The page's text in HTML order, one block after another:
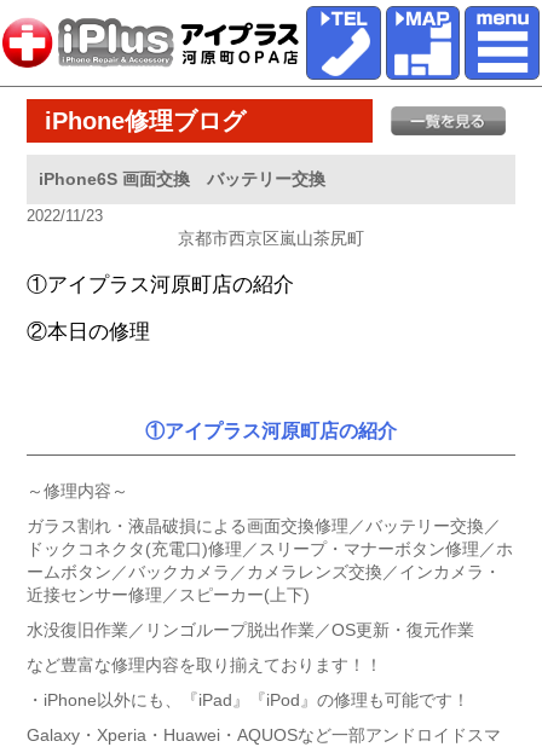
iPhone修理ブログ
iPhone6S 画面交換 バッテリー交換
2022/11/23
京都市西京区嵐山茶尻町
①アイプラス河原町店の紹介
②本日の修理
①アイプラス河原町店の紹介
～修理内容～
ガラス割れ・液晶破損による画面交換修理／バッテリー交換／
ドックコネクタ(充電口)修理／スリープ・マナーボタン修理／ホ
ームボタン／バックカメラ／カメラレンズ交換／インカメラ・
近接センサー修理／スピーカー(上下)
水没復旧作業／リンゴループ脱出作業／OS更新・復元作業
など豊富な修理内容を取り揃えております！！
・iPhone以外にも、『iPad』『iPod』の修理も可能です！
Galaxy・Xperia・Huawei・AQUOSなど一部アンドロイドスマ